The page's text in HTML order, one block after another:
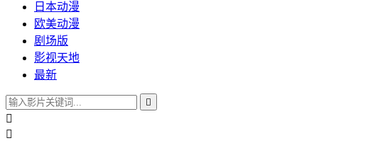
日本动漫
欧美动漫
剧场版
影视天地
最新


